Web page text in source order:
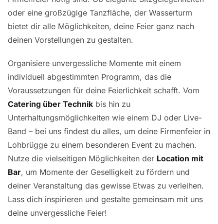
oder eine großzügige Tanzfläche, der Wasserturm
bietet dir alle Möglichkeiten, deine Feier ganz nach
deinen Vorstellungen zu gestalten.
Organisiere unvergessliche Momente mit einem
individuell abgestimmten Programm, das die
Voraussetzungen für deine Feierlichkeit schafft. Vom
Catering über Technik bis hin zu
Unterhaltungsmöglichkeiten wie einem DJ oder Live-
Band – bei uns findest du alles, um deine Firmenfeier in
Lohbrügge zu einem besonderen Event zu machen.
Nutze die vielseitigen Möglichkeiten der Location mit
Bar, um Momente der Geselligkeit zu fördern und
deiner Veranstaltung das gewisse Etwas zu verleihen.
Lass dich inspirieren und gestalte gemeinsam mit uns
deine unvergessliche Feier!